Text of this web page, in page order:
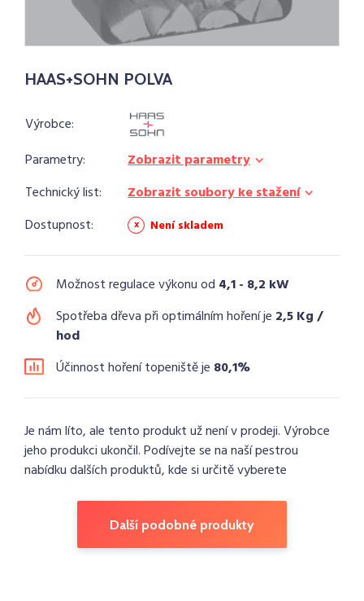
HAAS+SOHN POLVA
Výrobce:
Parametry:
Zobrazit parametry
Technický list:
Zobrazit soubory ke stažení
Dostupnost:
Není skladem
Možnost regulace výkonu od 4,1 - 8,2 kW
Spotřeba dřeva při optimálním hoření je 2,5 Kg /
hod
Účinnost hoření topeniště je 80,1%
Je nám líto, ale tento produkt už není v prodeji. Výrobce
jeho produkci ukončil. Podívejte se na naší pestrou
nabídku dalších produktů, kde si určitě vyberete
Další podobné produkty